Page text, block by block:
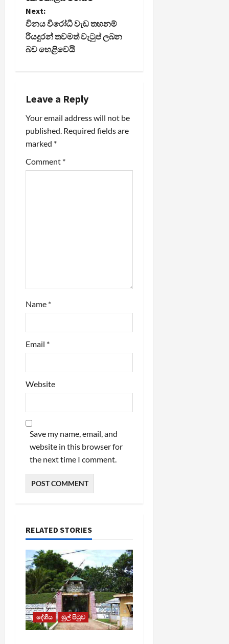
s
t
v
i
g
a
Next:
විනය විරෝධී වැඩ තහනම්
රියදුරන් තවමත් වැටුප් ලබන
බව හෙළිවෙයි
Leave a Reply
Your email address will not be
published. Required fields are
marked *
Comment *
Name *
Email *
Website
Save my name, email, and
website in this browser for
the next time I comment.
RELATED STORIES
දේශීය මුල් පිටුව